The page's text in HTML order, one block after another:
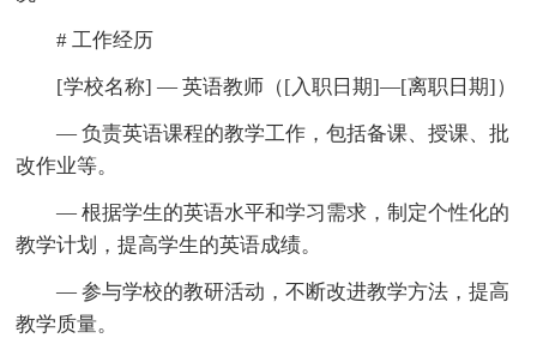
# 工作经历
[学校名称] — 英语教师（[入职日期]—[离职日期]）
— 负责英语课程的教学工作，包括备课、授课、批
改作业等。
— 根据学生的英语水平和学习需求，制定个性化的
教学计划，提高学生的英语成绩。
— 参与学校的教研活动，不断改进教学方法，提高
教学质量。